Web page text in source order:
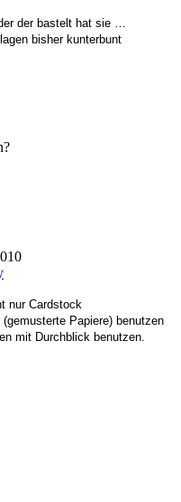
der bastelt hat sie …
bisher kunterbunt
nur Cardstock
Papiere) benutzen
mit Durchblick benutzen.